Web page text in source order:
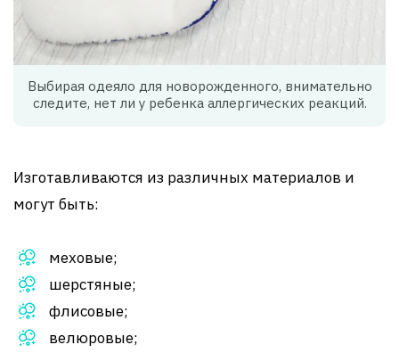
Выбирая одеяло для новорожденного, внимательно
следите, нет ли у ребенка аллергических реакций.
Изготавливаются из различных материалов и
могут быть:
меховые;
шерстяные;
флисовые;
велюровые;